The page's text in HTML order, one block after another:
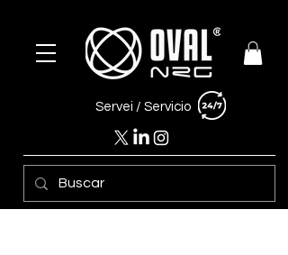
Servei / Servicio